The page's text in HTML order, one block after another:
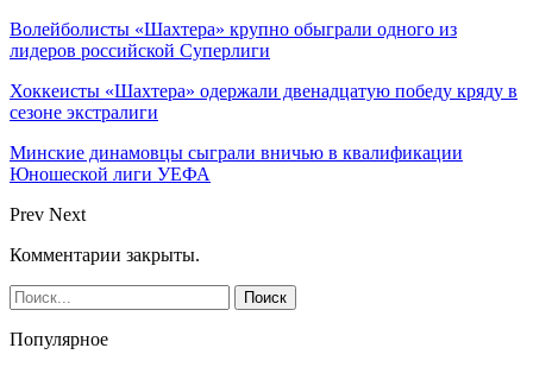
Волейболисты «Шахтера» крупно обыграли одного из
лидеров российской Суперлиги
Хоккеисты «Шахтера» одержали двенадцатую победу кряду в
сезоне экстралиги
Минские динамовцы сыграли вничью в квалификации
Юношеской лиги УЕФА
Prev Next
Комментарии закрыты.
Популярное